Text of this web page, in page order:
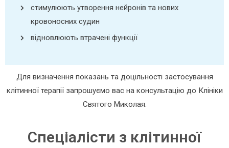
стимулюють утворення нейронів та нових
кровоносних судин
відновлюють втрачені функції
Для визначення показань та доцільності застосування
клітинної терапії запрошуємо вас на консультацію до Клініки
Святого Миколая.
Спеціалісти з клітинної